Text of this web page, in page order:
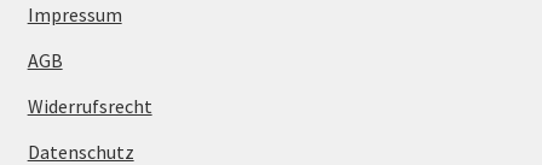
Impressum
AGB
Widerrufsrecht
Datenschutz